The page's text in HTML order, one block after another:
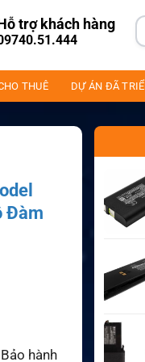
trợ khách hàng
THUÊ DỰ ÁN ĐÃ
Đàm
hành